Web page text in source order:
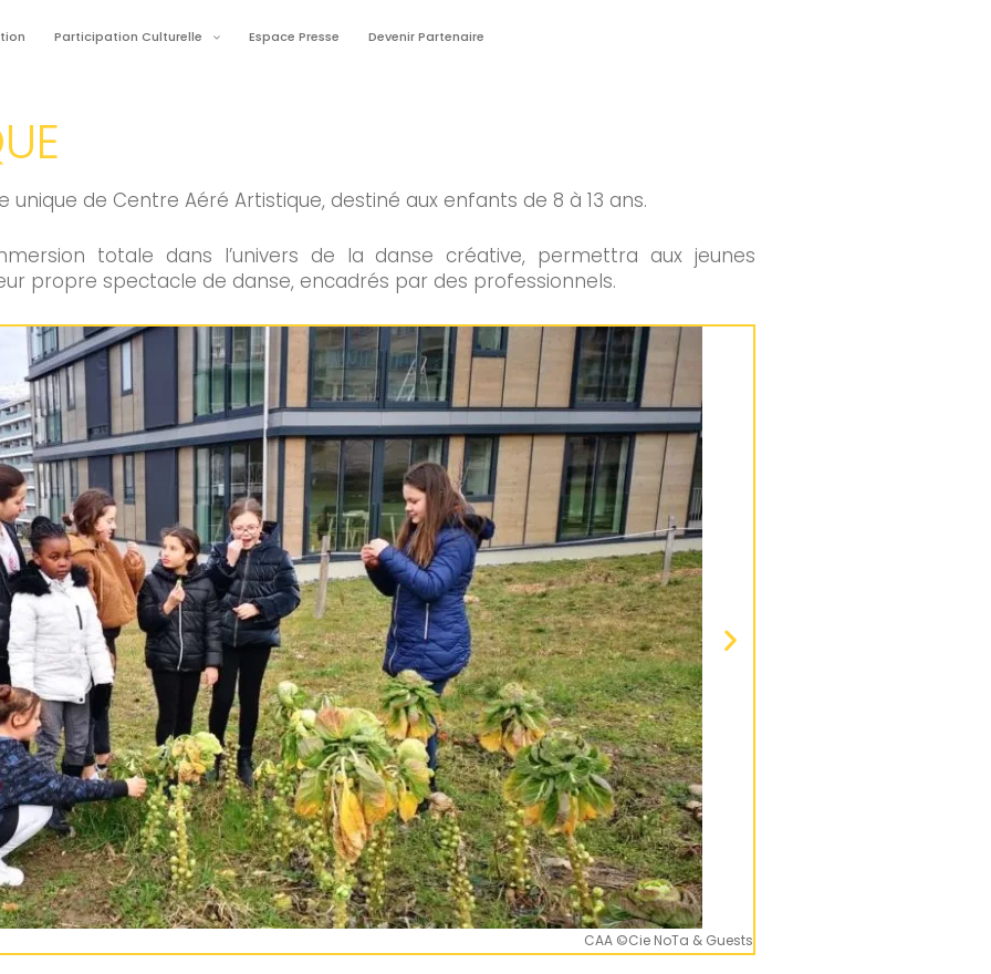
Participation Culturelle Espace Presse Devenir Partenaire
de Centre Aéré Artistique, destiné aux enfants de 8 à 13 ans.
totale dans l’univers de la danse créative, permettra aux jeunes
propre spectacle de danse, encadrés par des professionnels.
CAA ©Cie NoTa & Guests